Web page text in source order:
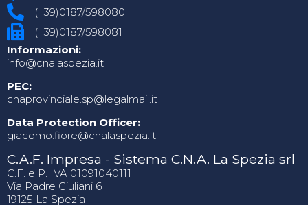
(+39)0187/598080
(+39)0187/598081
Informazioni:
info@cnalaspezia.it
PEC:
cnaprovinciale.sp@legalmail.it
Data Protection Officer:
giacomo.fiore@cnalaspezia.it
C.A.F. Impresa - Sistema C.N.A. La Spezia srl
C.F. e P. IVA 01091040111
Via Padre Giuliani 6
19125 La Spezia